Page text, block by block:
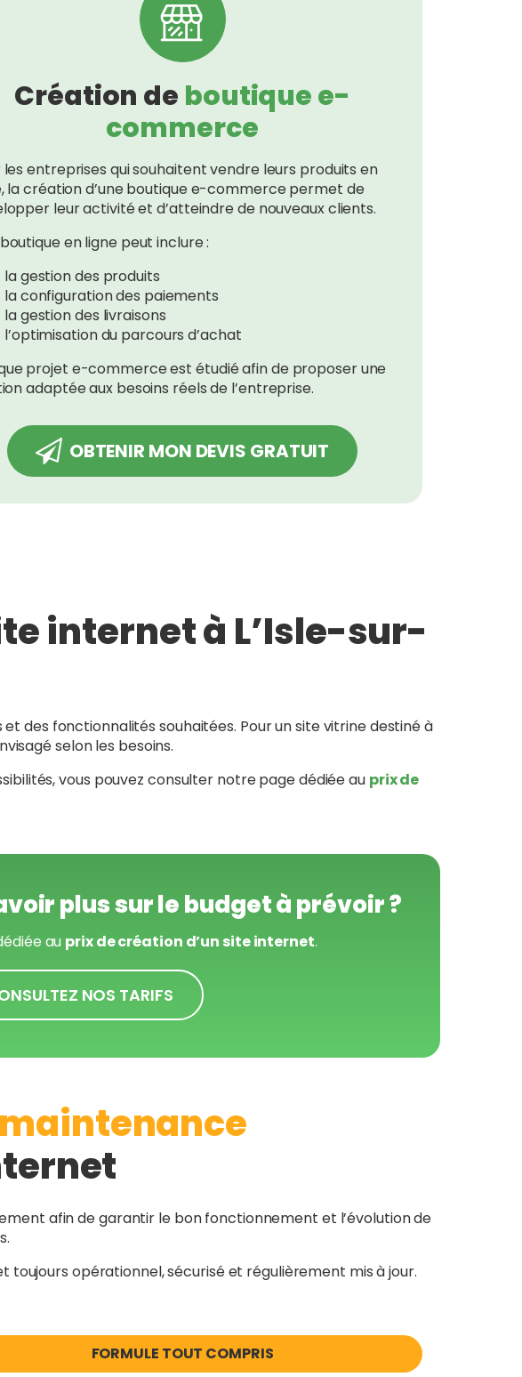
Création de boutique e-
commerce
les entreprises qui souhaitent vendre leurs produits en
la création d’une boutique e-commerce permet de
leur activité et d’atteindre de nouveaux clients.
en ligne peut inclure :
la gestion des produits
la configuration des paiements
la gestion des livraisons
l’optimisation du parcours d’achat
projet e-commerce est étudié afin de proposer une
adaptée aux besoins réels de l’entreprise.
OBTENIR MON DEVIS GRATUIT
internet à L’Isle-sur-
des fonctionnalités souhaitées. Pour un site vitrine destiné à
selon les besoins.
vous pouvez consulter notre page dédiée au prix de
plus sur le budget à prévoir ?
au prix de création d’un site internet.
NOS TARIFS
afin de garantir le bon fonctionnement et l’évolution de
toujours opérationnel, sécurisé et régulièrement mis à jour.
FORMULE TOUT COMPRIS